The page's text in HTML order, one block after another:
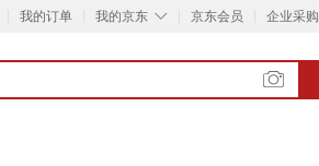
我的订单 ◇
我的京东 京东会员 企业采购